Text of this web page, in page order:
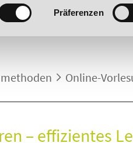
Präferenzen
Online-
– effizientes